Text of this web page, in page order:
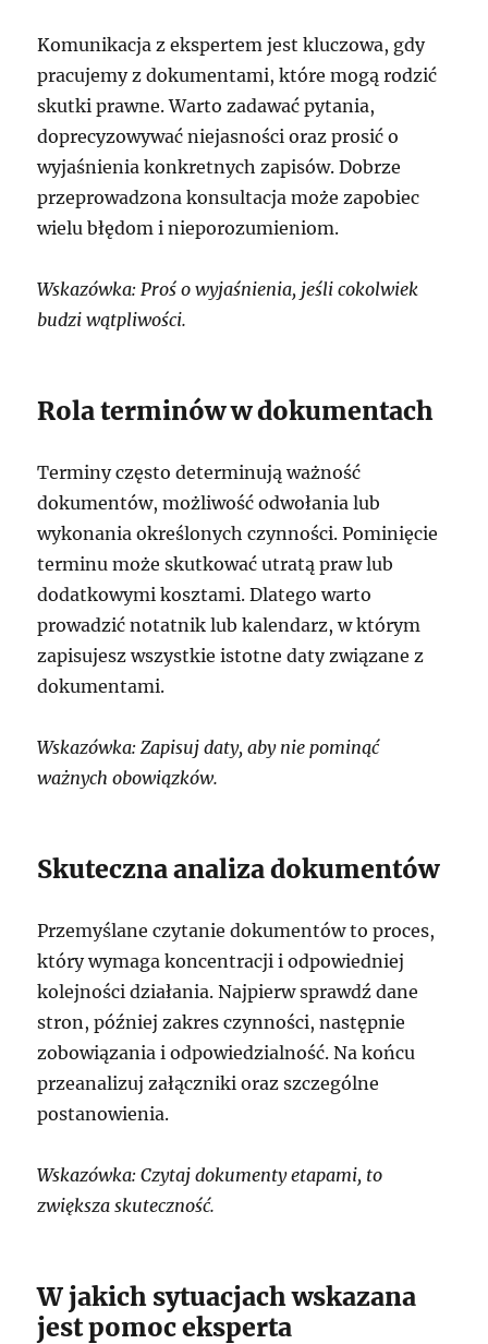
Komunikacja z ekspertem jest kluczowa, gdy
pracujemy z dokumentami, które mogą rodzić
skutki prawne. Warto zadawać pytania,
doprecyzowywać niejasności oraz prosić o
wyjaśnienia konkretnych zapisów. Dobrze
przeprowadzona konsultacja może zapobiec
wielu błędom i nieporozumieniom.
Wskazówka: Proś o wyjaśnienia, jeśli cokolwiek
budzi wątpliwości.
Rola terminów w dokumentach
Terminy często determinują ważność
dokumentów, możliwość odwołania lub
wykonania określonych czynności. Pominięcie
terminu może skutkować utratą praw lub
dodatkowymi kosztami. Dlatego warto
prowadzić notatnik lub kalendarz, w którym
zapisujesz wszystkie istotne daty związane z
dokumentami.
Wskazówka: Zapisuj daty, aby nie pominąć
ważnych obowiązków.
Skuteczna analiza dokumentów
Przemyślane czytanie dokumentów to proces,
który wymaga koncentracji i odpowiedniej
kolejności działania. Najpierw sprawdź dane
stron, później zakres czynności, następnie
zobowiązania i odpowiedzialność. Na końcu
przeanalizuj załączniki oraz szczególne
postanowienia.
Wskazówka: Czytaj dokumenty etapami, to
zwiększa skuteczność.
W jakich sytuacjach wskazana
jest pomoc eksperta